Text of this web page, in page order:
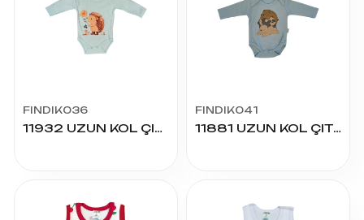
FINDIK036
11932 UZUN KOL ÇITÇITLI BADY
FINDIK041
11881 UZUN KOL ÇITÇITLI BADY